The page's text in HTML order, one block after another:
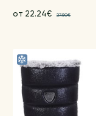
от 22.24€ 27.80€